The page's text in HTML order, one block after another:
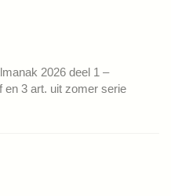
2026 deel 1 –
en 3 art. uit zomer serie